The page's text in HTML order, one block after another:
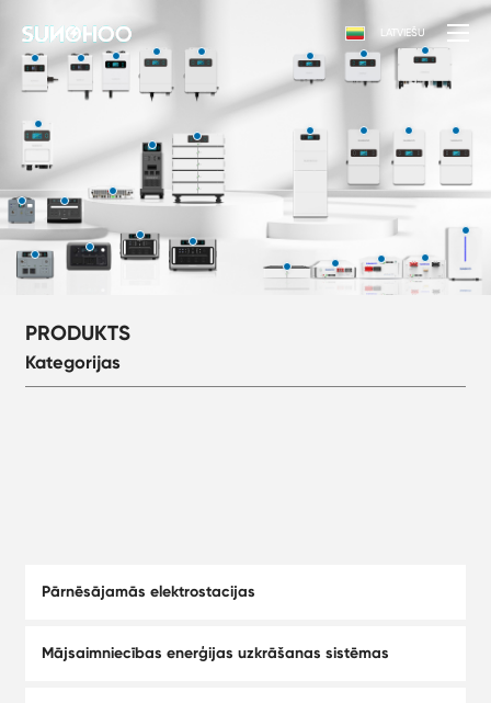
LATVIEŠU
PRODUKTS
Kategorijas
Pārnēsājamās elektrostacijas
Mājsaimniecības enerģijas uzkrāšanas sistēmas